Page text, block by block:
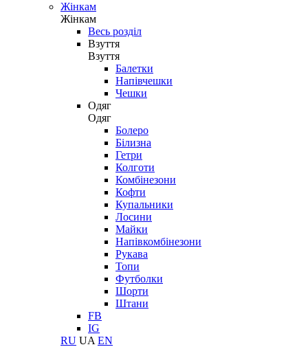
Жінкам
Жінкам
Весь розділ
Взуття
Взуття
Балетки
Напівчешки
Чешки
Одяг
Одяг
Болеро
Білизна
Гетри
Колготи
Комбінезони
Кофти
Купальники
Лосини
Майки
Напівкомбінезони
Рукава
Топи
Футболки
Шорти
Штани
FB
IG
RU UA EN